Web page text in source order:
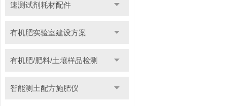
速测试剂耗材配件
有机肥实验室建设方案
有机肥/肥料/土壤样品检测
智能测土配方施肥仪